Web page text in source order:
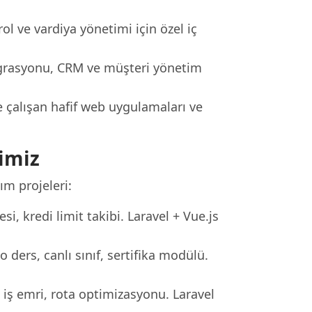
ve vardiya yönetimi için özel iç
CRM ve müşteri yönetim
hafif web uygulamaları ve
projeleri:
kredi limit takibi. Laravel + Vue.js
canlı sınıf, sertifika modülü.
iş emri, rota optimizasyonu. Laravel